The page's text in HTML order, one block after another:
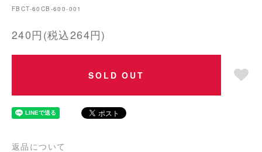
FBCT-60CB-600-001
240円(税込264円)
SOLD OUT
返品について